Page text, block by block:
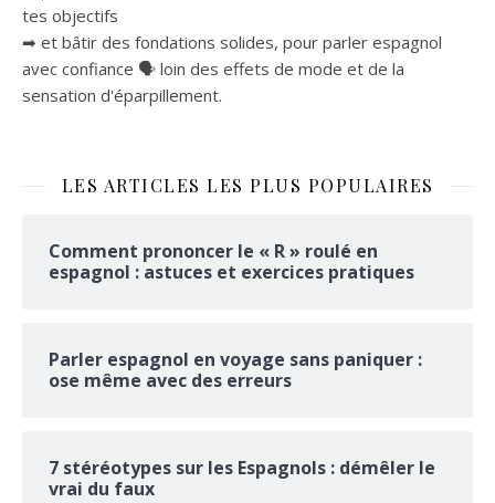
tes objectifs
➡ et bâtir des fondations solides, pour parler espagnol
avec confiance 🗣 loin des effets de mode et de la
sensation d'éparpillement.
LES ARTICLES LES PLUS POPULAIRES
Comment prononcer le « R » roulé en
espagnol : astuces et exercices pratiques
Parler espagnol en voyage sans paniquer :
ose même avec des erreurs
7 stéréotypes sur les Espagnols : démêler le
vrai du faux